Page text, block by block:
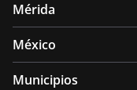
Mérida
México
Municipios